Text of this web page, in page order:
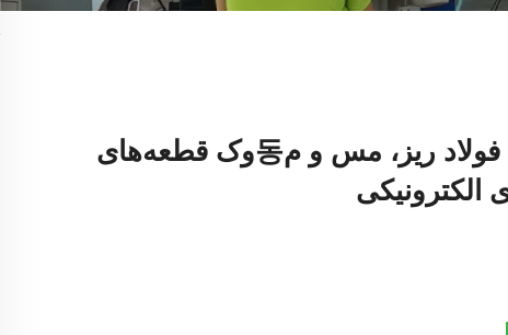
قطعه‌های ضربه‌ای فولاد ریز، مس و م동وک قطعه‌های
الکترونیکی